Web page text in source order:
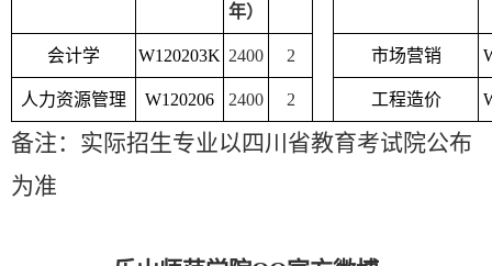
年）
会计学 W120203K 2400 2 市场营销
人力资源管理 W120206 2400 2 工程造价
备注：实际招生专业以四川省教育考试院公布
为准